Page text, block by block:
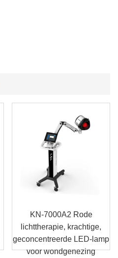
KN-7000A2 Rode
lichttherapie, krachtige,
geconcentreerde LED-lamp
voor wondgenezing